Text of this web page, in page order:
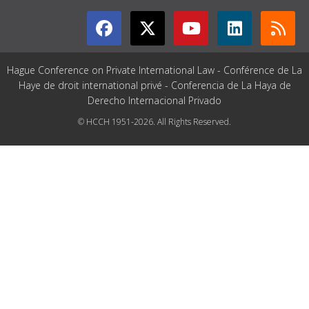
Hague Conference on Private International Law - Conférence de La
Haye de droit international privé - Conferencia de La Haya de
Derecho Internacional Privado
© HCCH 1951-2026. All Rights Reserved.